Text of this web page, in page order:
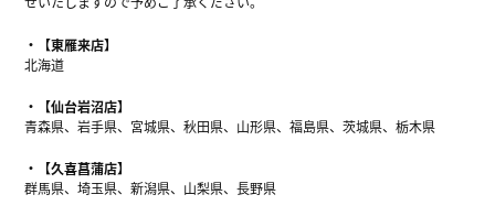
【東雁来店】
北海道
【仙台岩沼店】
青森県、岩手県、宮城県、秋田県、山形県、福島県、茨城県、栃木県
【久喜菖蒲店】
群馬県、埼玉県、新潟県、山梨県、長野県